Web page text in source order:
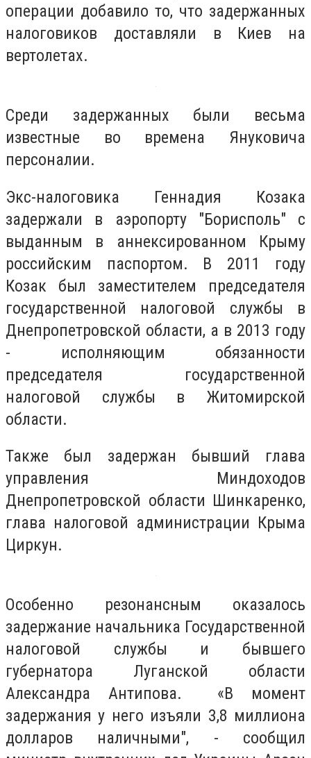
операции добавило то, что задержанных
налоговиков доставляли в Киев на
вертолетах.
Среди задержанных были весьма
известные во времена Януковича
персоналии.
Экс-налоговика Геннадия Козака
задержали в аэропорту "Борисполь" с
выданным в аннексированном Крыму
российским паспортом. В 2011 году
Козак был заместителем председателя
государственной налоговой службы в
Днепропетровской области, а в 2013 году
- исполняющим обязанности
председателя государственной
налоговой службы в Житомирской
области.
Также был задержан бывший глава
управления Миндоходов
Днепропетровской области Шинкаренко,
глава налоговой администрации Крыма
Циркун.
Особенно резонансным оказалось
задержание начальника Государственной
налоговой службы и бывшего
губернатора Луганской области
Александра Антипова. «В момент
задержания у него изъяли 3,8 миллиона
долларов наличными", - сообщил